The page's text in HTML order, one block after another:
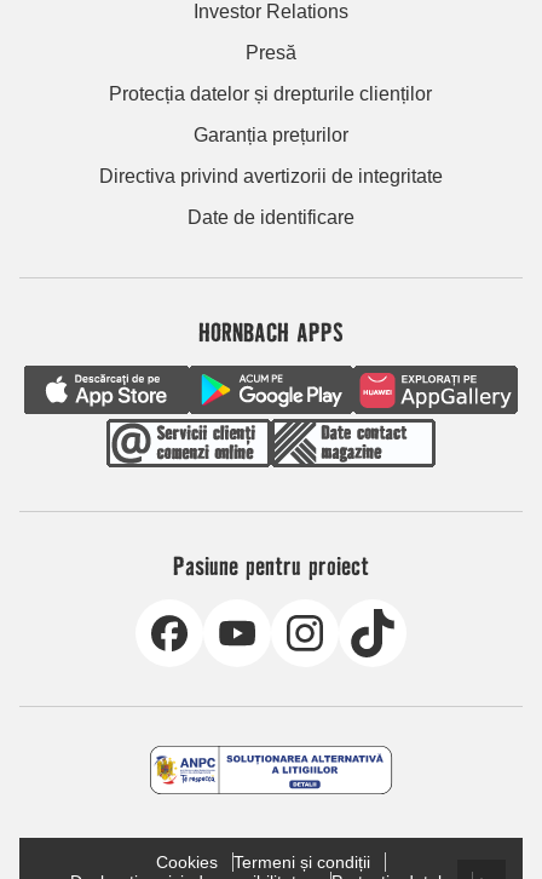
Investor Relations
Presă
Protecția datelor și drepturile clienților
Garanția prețurilor
Directiva privind avertizorii de integritate
Date de identificare
HORNBACH APPS
Pasiune pentru proiect
Cookies
Termeni și condiții